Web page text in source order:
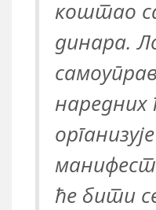
коштао
динара.
наредних
ће бити